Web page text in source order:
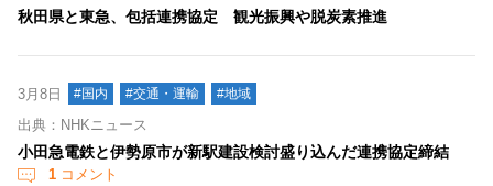
秋田県と東急、包括連携協定 観光振興や脱炭素推進
3月8日 #国内 #交通・運輸 #地域
出典：NHKニュース
小田急電鉄と伊勢原市が新駅建設検討盛り込んだ連携協定締結
1 コメント